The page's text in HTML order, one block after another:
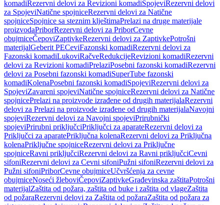
komadiRezervni delovi za Revizioni komadiSpojeviRezervni delovi
za SpojeviNatične spojniceRezervni delovi za Natične
spojniceSpojnice sa steznim klještimaPrelazi na druge materijale
proizvodaPriborRezervni delovi za PriborCevne
obujmiceČepoviZaptivkeRezervni delovi za ZaptivkePotrošni
materijalGeberit PECeviFazonski komadiRezervni delovi za
Fazonski komadiLukoviRačveRedukcijeRevizioni komadiRezervni
delovi za Revizioni komadiPrelaziPosebni fazonski komadiRezervni
delovi za Posebni fazonski komadiSuperTube fazonski
komadiKolenaPosebni fazonski komadiSpojeviRezervni delovi za
SpojeviZavareni spojeviNatične spojniceRezervni delovi za Natične
spojnicePrelazi na proizvode izrađene od drugih materijalaRezervni
delovi za Prelazi na proizvode izrađene od drugih materijalaNavojni
spojeviRezervni delovi za Navojni spojeviPrirubnički
spojeviPrirubni priključciPriključci za aparateRezervni delovi za
Priključci za aparatePriključna kolenaRezervni delovi za Priključna
kolenaPriključne spojniceRezervni delovi za Priključne
spojniceRavni priključciRezervni delovi za Ravni priključciCevni
sifoniRezervni delovi za Cevni sifoniPužni sifoniRezervni delovi za
Pužni sifoniPriborCevne obujmiceUčvršćenja za cevne
obujmiceNoseći žleboviČepoviZaptivkeGrađevinska zaštitaPotrošni
materijalZaštita od požara, zaštita od buke i zaštita od vlageZaštita
od požaraRezervni delovi za Zaštita od požaraZaštita od požara za